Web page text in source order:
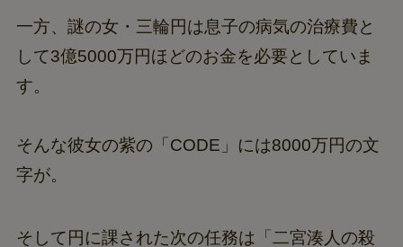
一方、謎の女・三輪円は息子の病気の治療費と
して3億5000万円ほどのお金を必要としていま
す。
そんな彼女の紫の「CODE」には8000万円の文
字が。
そして円に課された次の任務は「二宮湊人の殺